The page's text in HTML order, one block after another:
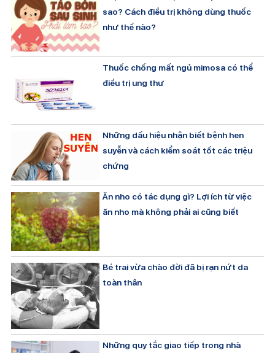
sao? Cách điều trị không dùng thuốc
như thế nào?
Thuốc chống mất ngủ mimosa có thể
điều trị ung thư
Những dấu hiệu nhận biết bệnh hen
suyễn và cách kiểm soát tốt các triệu
chứng
Ăn nho có tác dụng gì? Lợi ích từ việc
ăn nho mà không phải ai cũng biết
Bé trai vừa chào đời đã bị rạn nứt da
toàn thân
Những quy tắc giao tiếp trong nhà